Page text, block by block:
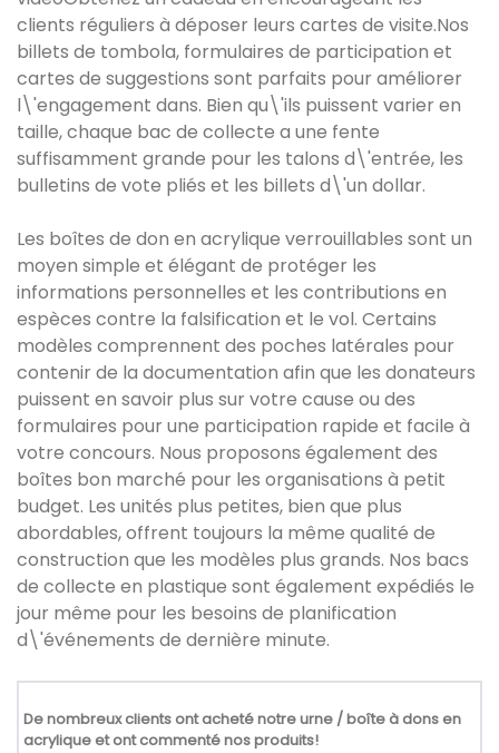
clients réguliers à déposer leurs cartes de visite.Nos
billets de tombola, formulaires de participation et
cartes de suggestions sont parfaits pour améliorer
l\'engagement dans. Bien qu\'ils puissent varier en
taille, chaque bac de collecte a une fente
suffisamment grande pour les talons d\'entrée, les
bulletins de vote pliés et les billets d\'un dollar.
Les boîtes de don en acrylique verrouillables sont un
moyen simple et élégant de protéger les
informations personnelles et les contributions en
espèces contre la falsification et le vol. Certains
modèles comprennent des poches latérales pour
contenir de la documentation afin que les donateurs
puissent en savoir plus sur votre cause ou des
formulaires pour une participation rapide et facile à
votre concours. Nous proposons également des
boîtes bon marché pour les organisations à petit
budget. Les unités plus petites, bien que plus
abordables, offrent toujours la même qualité de
construction que les modèles plus grands. Nos bacs
de collecte en plastique sont également expédiés le
jour même pour les besoins de planification
d\'événements de dernière minute.
De nombreux clients ont acheté notre urne / boîte à dons en
acrylique et ont commenté nos produits!